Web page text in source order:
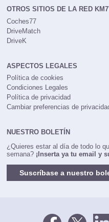
OTROS SITIOS DE LA RED KM77
Coches77
DriveMatch
ASPECTOS LEGALES
Política de cookies
Condiciones Legales
Política de privacidad
¿Quieres estar al día de todo lo
Suscríbase a nuestro